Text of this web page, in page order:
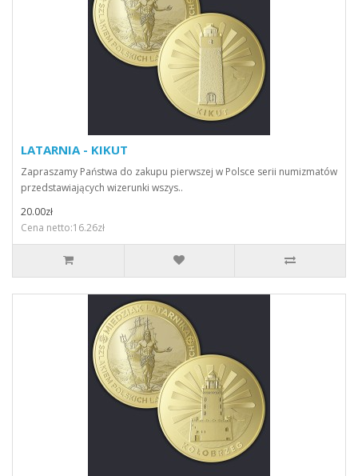
LATARNIA - KIKUT
Zapraszamy Państwa do zakupu pierwszej w Polsce serii numizmatów
przedstawiających wizerunki wszys..
20.00zł
Cena netto:16.26zł